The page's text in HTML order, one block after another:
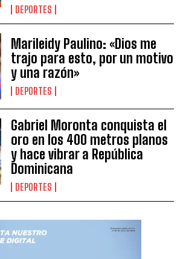
DEPORTES
Marileidy Paulino: «Dios me
trajo para esto, por un motivo
y una razón»
DEPORTES
Gabriel Moronta conquista el
oro en los 400 metros planos
y hace vibrar a República
Dominicana
DEPORTES